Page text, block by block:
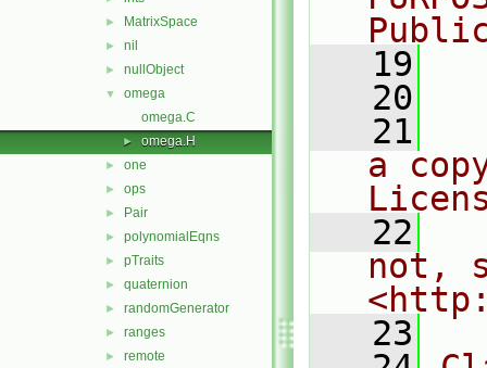
► MatrixSpace
► nil
► nullObject
▼
omega
omega.C
► omega.H
► one
► ops
► Pair
► polynomialEqns
► pTraits
► quaternion
► randomGenerator
► ranges
► remote
   19
   20
   21
a
   22
not,
   23